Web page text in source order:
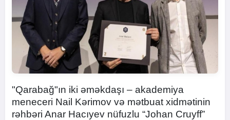
"Qarabağ"ın iki əməkdaşı – akademiya
meneceri Nail Kərimov və mətbuat xidmətinin
rəhbəri Anar Hacıyev nüfuzlu “Johan Cruyff”